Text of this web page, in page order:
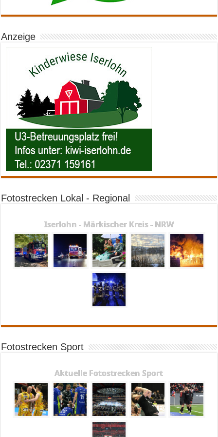
Anzeige
Fotostrecken Lokal - Regional
Iserlohn - Märkischer Kreis - NRW
Fotostrecken Sport
Aktuelle Fotostrecken Sport